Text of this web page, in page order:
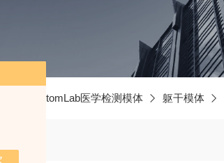
PhantomLab医学检测模体 躯干模体